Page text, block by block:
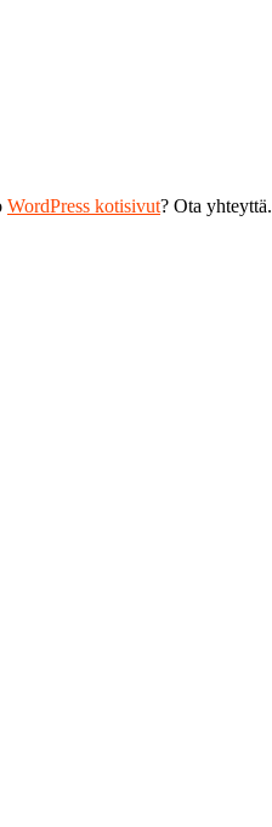
WordPress kotisivut? Ota yhteyttä.